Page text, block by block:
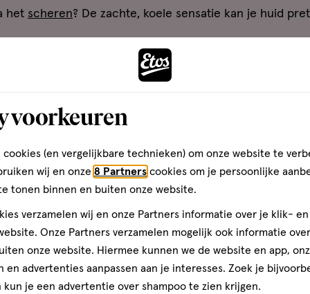
het scheren? De zachte, koele sensatie kan je huid
en zweetvoeten
buiten of een spannende date? Allemaal situaties
helpt goed tegen geurtjes, maar houdt vaak de
op je oksels voordat je deo opspuit. Dan
hebt, kan je talkpoeder in je schoenen
je haar
föhnen en dan nog afstylen methaarlak. Soms kan de
talkpoeder tegen de haaraanzet word je haar
poeder je haar minder vet. Hou het met wat haarlak
voorkeuren
cookies (en vergelijkbare technieken) om onze website te
wij en onze 8 Partners cookies om je persoonlijke
tonen binnen en buiten onze website.
verzamelen wij en onze Partners informatie over je klik-
Onze Partners verzamelen mogelijk ook informatie
onze website. Hiermee kunnen we de website en app,
en advertenties aanpassen aan je interesses. Zoek je
kun je een advertentie over shampoo te zien krijgen.